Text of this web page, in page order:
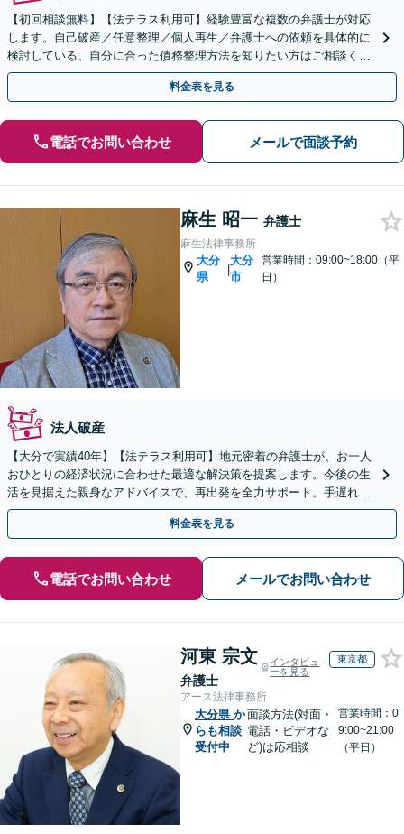
【初回相談無料】【法テラス利用可】経験豊富な複数の弁護士が対応
します。自己破産／任意整理／個人再生／弁護士への依頼を具体的に
検討している、自分に合った債務整理方法を知りたい方はご相談くだ
さい。法人の借金問題も対応します。
料金表を見る
電話でお問い合わせ メールで面談予約
麻生 昭一 弁護士
麻生法律事務所
大分
県
|
大分
市
営業時間：09:00~18:00（平
日）
法人破産
【大分で実績40年】【法テラス利用可】地元密着の弁護士が、お一人
おひとりの経済状況に合わせた最適な解決策を提案します。今後の生
活を見据えた親身なアドバイスで、再出発を全力サポート。手遅れに
なる前に、まずはご相談ください。【休日面談可】
料金表を見る
電話でお問い合わせ メールでお問い合わせ
河東 宗文
弁護士
インタビュ
ーを見る
東京都
アース法律事務所
大分県 か
らも相談
受付中
面談方法(対面・
電話・ビデオな
ど)は応相談
営業時間：0
9:00~21:00
（平日）